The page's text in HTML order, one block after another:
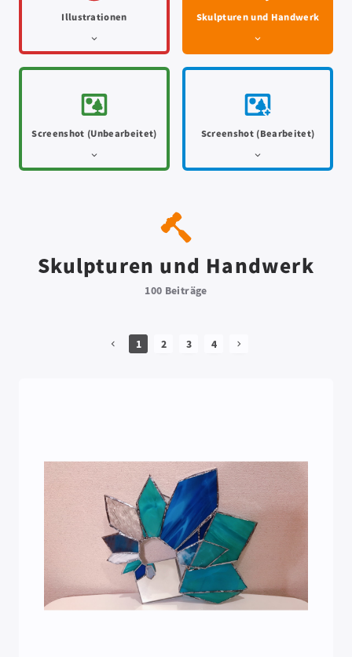
Illustrationen Skulpturen und Handwerk
Screenshot (Unbearbeitet) Screenshot (Bearbeitet)
Skulpturen und Handwerk
100 Beiträge
1 2 3 4